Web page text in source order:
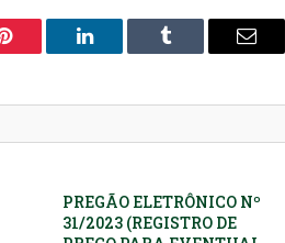
Pinterest LinkedIn Tumblr
E-
PREGÃO ELETRÔNICO Nº
31/2023 (REGISTRO DE